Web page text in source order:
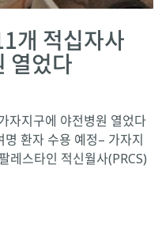
개 적십자사
열었다
자지구에 야전병원 열었다
환자 수용 예정– 가자지
레스타인 적신월사(PRCS)